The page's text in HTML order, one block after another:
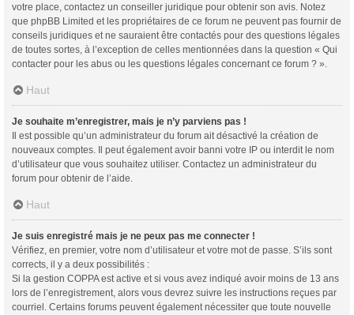
votre place, contactez un conseiller juridique pour obtenir son avis. Notez
que phpBB Limited et les propriétaires de ce forum ne peuvent pas fournir de
conseils juridiques et ne sauraient être contactés pour des questions légales
de toutes sortes, à l’exception de celles mentionnées dans la question « Qui
contacter pour les abus ou les questions légales concernant ce forum ? ».
Haut
Je souhaite m’enregistrer, mais je n’y parviens pas !
Il est possible qu’un administrateur du forum ait désactivé la création de
nouveaux comptes. Il peut également avoir banni votre IP ou interdit le nom
d’utilisateur que vous souhaitez utiliser. Contactez un administrateur du
forum pour obtenir de l’aide.
Haut
Je suis enregistré mais je ne peux pas me connecter !
Vérifiez, en premier, votre nom d’utilisateur et votre mot de passe. S’ils sont
corrects, il y a deux possibilités :
Si la gestion COPPA est active et si vous avez indiqué avoir moins de 13 ans
lors de l’enregistrement, alors vous devrez suivre les instructions reçues par
courriel. Certains forums peuvent également nécessiter que toute nouvelle